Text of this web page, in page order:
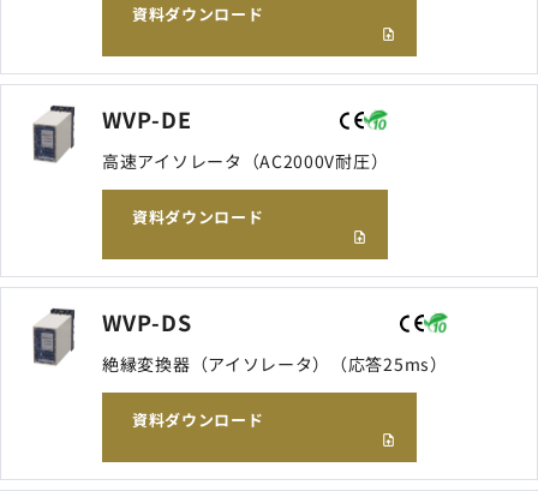
資料ダウンロード
WVP-DE
高速アイソレータ（AC2000V耐圧）
資料ダウンロード
WVP-DS
絶縁変換器（アイソレータ）（応答25ms）
資料ダウンロード